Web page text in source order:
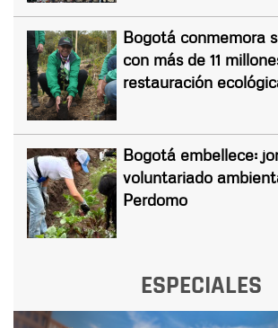
Bogotá conmemora
con más de 11
restauración
Bogotá embellece:
voluntariado
Perdomo
ESPECIALES